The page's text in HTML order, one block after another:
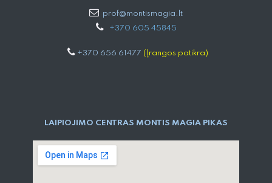
prof@montismagia.lt
+370 605 4584​5
+370 656 61477 (Įrangos patikra)
LAIPIOJIMO CENTRAS MONTIS MAGIA PIKAS